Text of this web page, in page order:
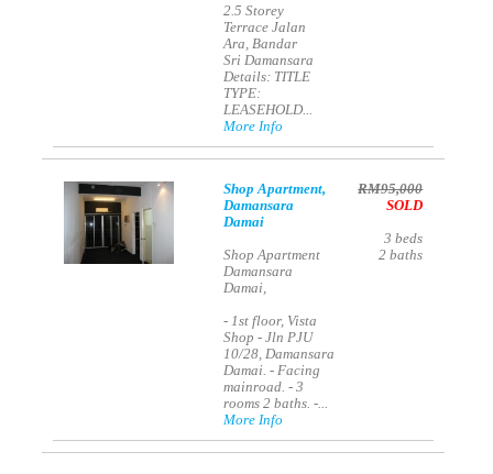
2.5 Storey
Terrace Jalan
Ara, Bandar
Sri Damansara
Details: TITLE
TYPE:
LEASEHOLD...
More Info
Shop Apartment,
Damansara
Damai
Shop Apartment
Damansara
Damai,
- 1st floor, Vista
Shop - Jln PJU
10/28, Damansara
Damai. - Facing
mainroad. - 3
rooms 2 baths. -...
More Info
RM95,000
SOLD
3 beds
2 baths